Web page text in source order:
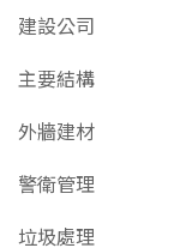
建設公司
主要結構
外牆建材
警衛管理
垃圾處理